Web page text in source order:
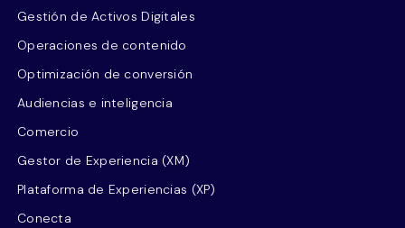
Gestión de Activos Digitales
Operaciones de contenido
Optimización de conversión
Audiencias e inteligencia
Comercio
Gestor de Experiencia (XM)
Plataforma de Experiencias (XP)
Conecta